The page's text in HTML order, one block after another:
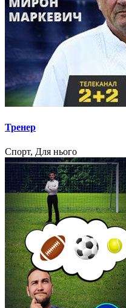
Тренер
Спорт, Для нього